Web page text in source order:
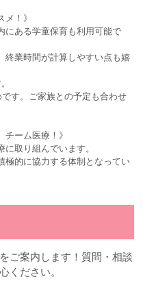
メ！》
ある学童保育も利用可能で
業時間が計算しやすい点も嬉
す。ご家族との予定も合わせ
チーム医療！》
取り組んでいます。
的に協力する体制となってい
ご案内します！質問・相談
ください。